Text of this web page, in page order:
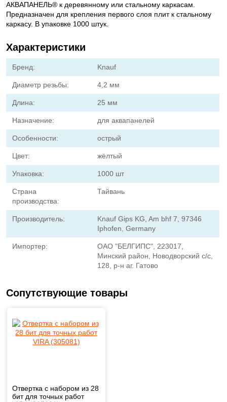
АКВАПАНЕЛЬ® к деревянному или стальному каркасам.
Предназначен для крепления первого слоя плит к стальному
каркасу. В упаковке 1000 штук.
Характеристики
Бренд: Knauf
Диаметр резьбы: 4,2 мм
Длина: 25 мм
Назначение: для аквапанелей
Особенности: острый
Цвет: жёлтый
Упаковка: 1000 шт
Страна
производства:
Тайвань
Производитель:
Knauf Gips KG, Am bhf 7, 97346
Iphofen, Germany
Импортер:
ОАО "БЕЛГИПС", 223017,
Минский район, Новодворский с/с,
128, р-н аг. Гатово
Сопутствующие товары
Отвертка с набором из 28
бит для точных работ